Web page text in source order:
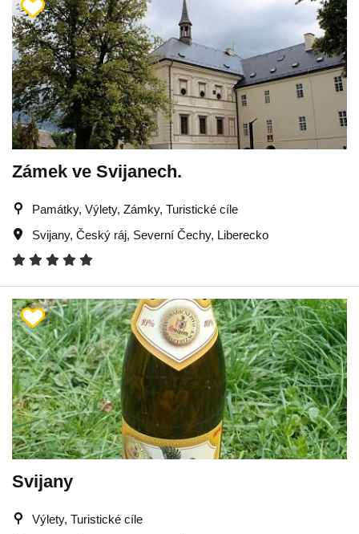
Zámek ve Svijanech.
Památky, Výlety, Zámky, Turistické cíle
Svijany, Český ráj, Severní Čechy, Liberecko
Svijany
Výlety, Turistické cíle